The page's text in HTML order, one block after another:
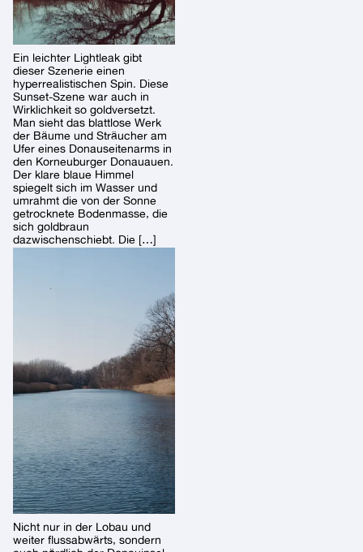
Ein leichter Lightleak gibt
dieser Szenerie einen
hyperrealistischen Spin. Diese
Sunset-Szene war auch in
Wirklichkeit so goldversetzt.
Man sieht das blattlose Werk
der Bäume und Sträucher am
Ufer eines Donauseitenarms in
den Korneuburger Donauauen.
Der klare blaue Himmel
spiegelt sich im Wasser und
umrahmt die von der Sonne
getrocknete Bodenmasse, die
sich goldbraun
dazwischenschiebt. Die […]
Nicht nur in der Lobau und
weiter flussabwärts, sondern